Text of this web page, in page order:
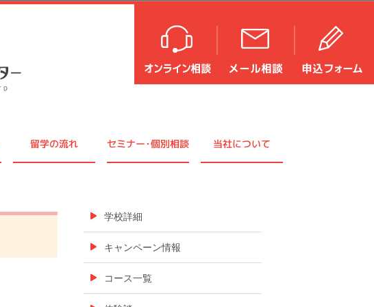
留学の流れ セミナー・個別相談 当社について
学校詳細
キャンペーン情報
コース一覧